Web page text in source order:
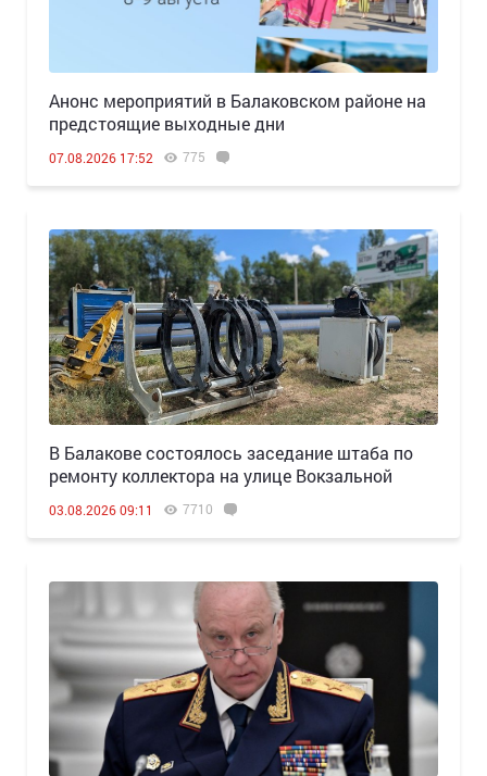
Анонс мероприятий в Балаковском районе на
предстоящие выходные дни
07.08.2026 17:52 775
В Балакове состоялось заседание штаба по
ремонту коллектора на улице Вокзальной
03.08.2026 09:11 7710